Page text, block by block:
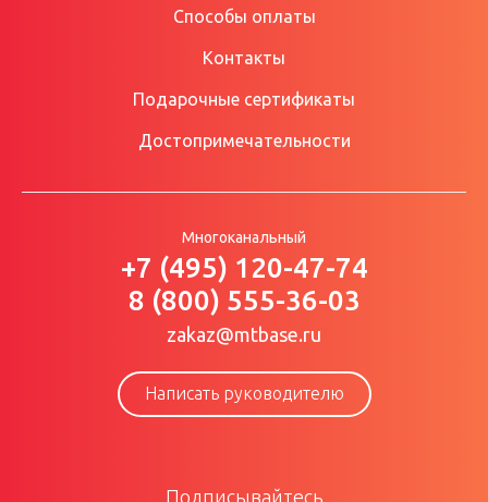
Способы оплаты
Контакты
Подарочные сертификаты
Достопримечательности
Многоканальный
+7 (495) 120-47-74
8 (800) 555-36-03
zakaz@mtbase.ru
Написать руководителю
Подписывайтесь